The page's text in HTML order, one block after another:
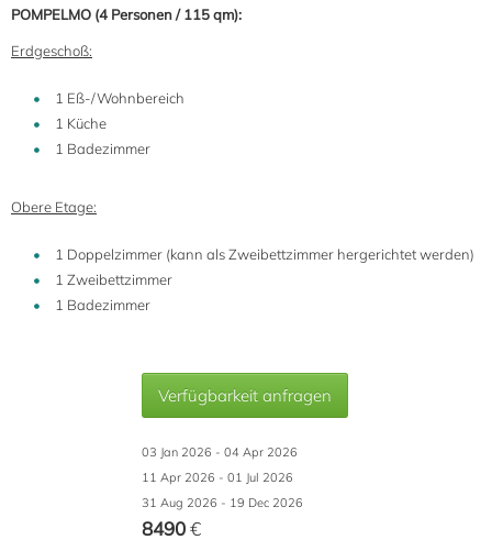
POMPELMO (4 Personen / 115 qm):
Erdgeschoß:
1 Eß-/Wohnbereich
1 Küche
1 Badezimmer
Obere Etage:
1 Doppelzimmer (kann als Zweibettzimmer hergerichtet werden)
1 Zweibettzimmer
1 Badezimmer
Verfügbarkeit anfragen
03 Jan 2026 - 04 Apr 2026
11 Apr 2026 - 01 Jul 2026
31 Aug 2026 - 19 Dec 2026
8490€